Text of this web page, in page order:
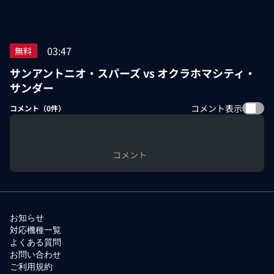
無料 03:47
サンアントニオ・スパーズ vs オクラホマシティ・
サンダー
コメント（0件） コメント表示
コメント
お知らせ
対応機種一覧
よくある質問
お問い合わせ
ご利用規約